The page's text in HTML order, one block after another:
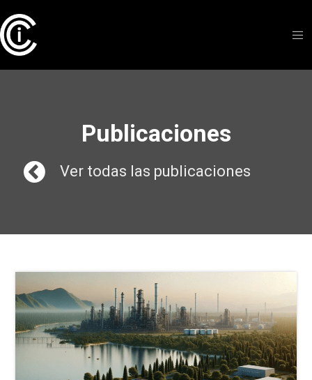
Publicaciones
Ver todas las publicaciones